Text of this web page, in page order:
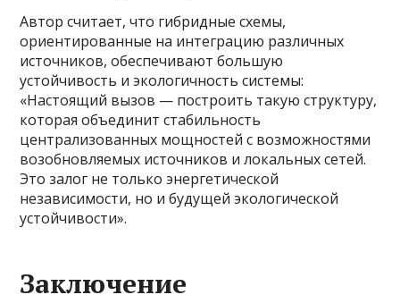
Автор считает, что гибридные схемы,
ориентированные на интеграцию различных
источников, обеспечивают большую
устойчивость и экологичность системы:
«Настоящий вызов — построить такую структуру,
которая объединит стабильность
централизованных мощностей с возможностями
возобновляемых источников и локальных сетей.
Это залог не только энергетической
независимости, но и будущей экологической
устойчивости».
Заключение